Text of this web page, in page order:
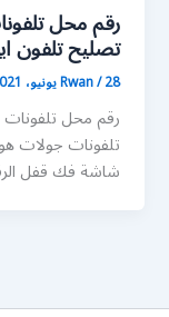
تصليح تلفون
Rwan/28 يونيو، 2021
رقم محل
تلفونات جولات
شاشة فك قفل